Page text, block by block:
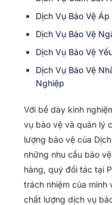
Dịch Vụ Bảo Vệ
Dịch Vụ Bảo Vệ
Dịch Vụ Bảo Vệ
Dịch Vụ Bảo Vệ
Nghiệp
Với bề dày kinh
vụ bảo vệ và quản lý
lượng bảo vệ của
những nhu cầu bảo
hàng, quý đối tác tại
trách nhiệm của mình
chất lượng dịch vụ